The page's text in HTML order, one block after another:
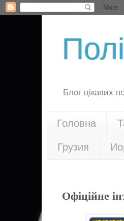
Блог цікавих
Головна
Грузия
Офіційне